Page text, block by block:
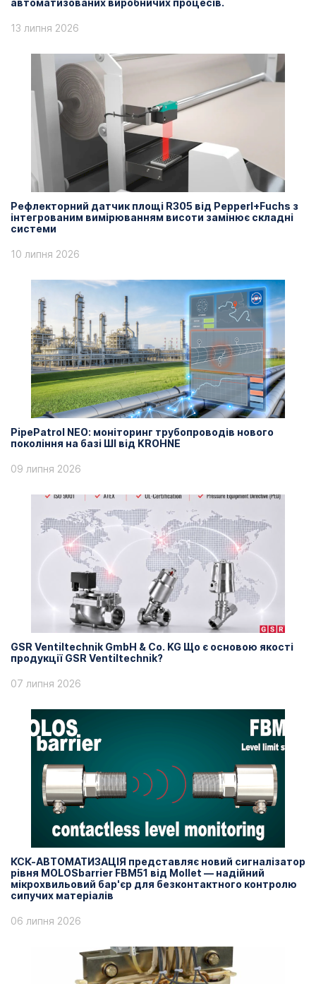
автоматизованих виробничих процесів.
13 липня 2026
Рефлекторний датчик площі R305 від Pepperl+Fuchs з
інтегрованим вимірюванням висоти замінює складні
системи
10 липня 2026
PipePatrol NEO: моніторинг трубопроводів нового
покоління на базі ШІ від KROHNE
09 липня 2026
GSR Ventiltechnik GmbH & Co. KG Що є основою якості
продукції GSR Ventiltechnik?
07 липня 2026
КСК-АВТОМАТИЗАЦІЯ представляє новий сигналізатор
рівня MOLOSbarrier FBM51 від Mollet — надійний
мікрохвильовий бар'єр для безконтактного контролю
сипучих матеріалів
06 липня 2026